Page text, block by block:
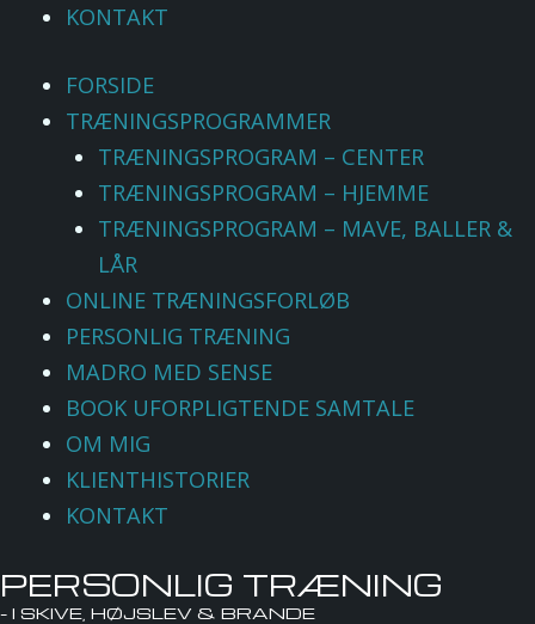
KONTAKT
FORSIDE
TRÆNINGSPROGRAMMER
TRÆNINGSPROGRAM – CENTER
TRÆNINGSPROGRAM – HJEMME
TRÆNINGSPROGRAM – MAVE, BALLER &
LÅR
ONLINE TRÆNINGSFORLØB
PERSONLIG TRÆNING
MADRO MED SENSE
BOOK UFORPLIGTENDE SAMTALE
OM MIG
KLIENTHISTORIER
KONTAKT
PERSONLIG TRÆNING
- I SKIVE, HØJSLEV & BRANDE